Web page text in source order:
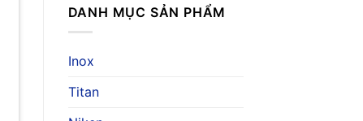
Vượt
Trội,
Hợp
DANH MỤC SẢN PHẨM
Inox
Titan